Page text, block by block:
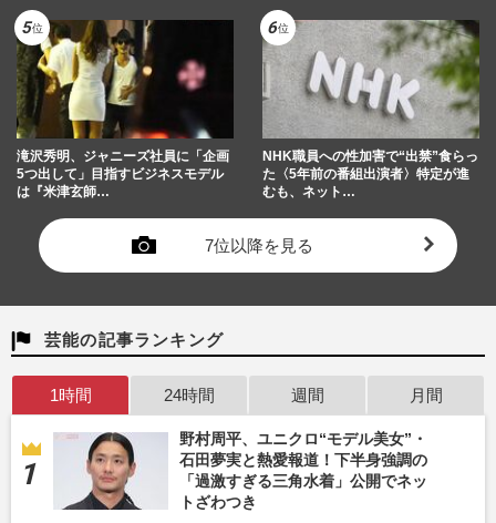
滝沢秀明、ジャニーズ社員に「企画
5つ出して」目指すビジネスモデル
は『米津玄師…
NHK職員への性加害で“出禁”食らっ
た〈5年前の番組出演者〉特定が進
むも、ネット…
7位以降を見る
芸能の記事ランキング
1時間 24時間 週間 月間
野村周平、ユニクロ“モデル美女”・
石田夢実と熱愛報道！下半身強調の
「過激すぎる三角水着」公開でネッ
トざわつき